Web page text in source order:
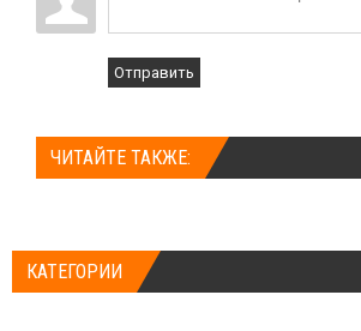
Отправить
ЧИТАЙТЕ ТАКЖЕ:
КАТЕГОРИИ